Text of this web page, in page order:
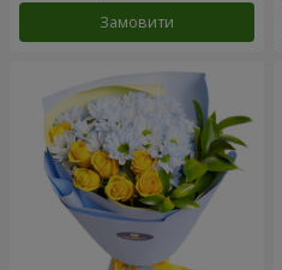
Замовити